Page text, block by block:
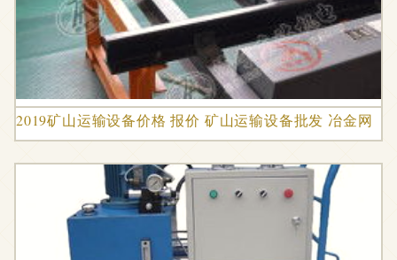
2019矿山运输设备价格 报价 矿山运输设备批发 冶金网